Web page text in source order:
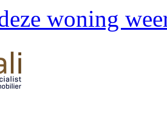
woning